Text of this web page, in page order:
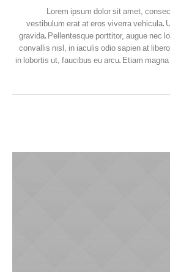
Lorem ipsum dolor sit amet,
vestibulum erat at eros viverra vehicula.
gravida. Pellentesque porttitor, augue nec
convallis nisl, in iaculis odio sapien at
in lobortis ut, faucibus eu arcu. Etiam